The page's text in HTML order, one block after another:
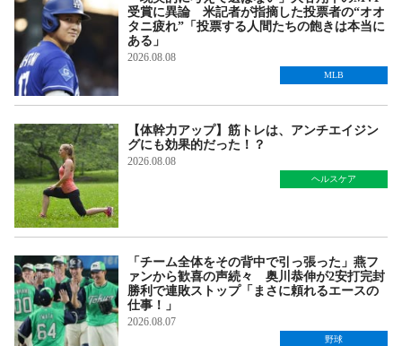
受賞に異論 米記者が指摘した投票者の“オオ
タニ疲れ”「投票する人間たちの飽きは本当に
ある」
2026.08.08
MLB
【体幹力アップ】筋トレは、アンチエイジン
グにも効果的だった！？
2026.08.08
ヘルスケア
「チーム全体をその背中で引っ張った」燕フ
ァンから歓喜の声続々 奥川恭伸が2安打完封
勝利で連敗ストップ「まさに頼れるエースの
仕事！」
2026.08.07
野球